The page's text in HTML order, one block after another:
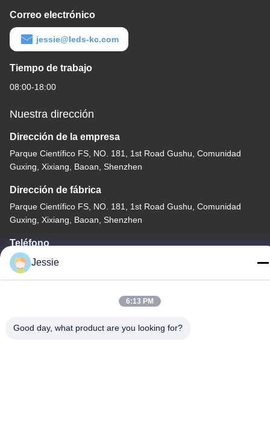
Correo electrónico
jessie@leds-kc.com
Tiempo de trabajo
08:00-18:00
Nuestra dirección
Dirección de la empresa
Parque Científico FS, NO. 181, 1st Road Gushu, Comunidad
Guxing, Xixiang, Baoan, Shenzhen
Dirección de fábrica
Parque Científico FS, NO. 181, 1st Road Gushu, Comunidad
Guxing, Xixiang, Baoan, Shenzhen
Teléfono
86-0755-22300563
China buena calidad perfil llevado del aluminio de la tira
Jessie
6:13 PM
Good day, what product are you looking for?